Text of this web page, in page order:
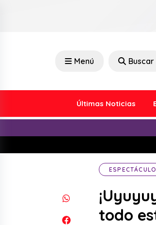
Menú Buscar
Últimas Noticias
todo